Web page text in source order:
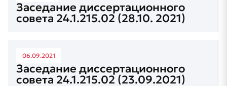
Заседание диссертационного
совета 24.1.215.02 (28.10. 2021)
06.09.2021
Заседание диссертационного
совета 24.1.215.02 (23.09.2021)